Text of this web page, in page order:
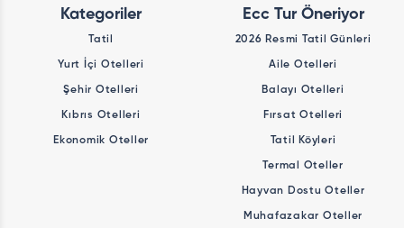
Kategoriler
Tatil
Yurt İçi Otelleri
Şehir Otelleri
Kıbrıs Otelleri
Ekonomik Oteller
Ecc Tur Öneriyor
2026 Resmi Tatil Günleri
Aile Otelleri
Balayı Otelleri
Fırsat Otelleri
Tatil Köyleri
Termal Oteller
Hayvan Dostu Oteller
Muhafazakar Oteller